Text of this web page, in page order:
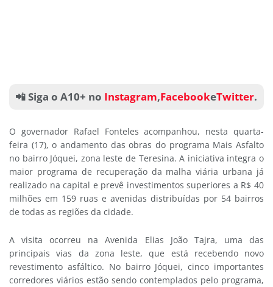
📲 Siga o A10+ no Instagram,FacebookeTwitter.
O governador Rafael Fonteles acompanhou, nesta quarta-
feira (17), o andamento das obras do programa Mais Asfalto
no bairro Jóquei, zona leste de Teresina. A iniciativa integra o
maior programa de recuperação da malha viária urbana já
realizado na capital e prevê investimentos superiores a R$ 40
milhões em 159 ruas e avenidas distribuídas por 54 bairros
de todas as regiões da cidade.
A visita ocorreu na Avenida Elias João Tajra, uma das
principais vias da zona leste, que está recebendo novo
revestimento asfáltico. No bairro Jóquei, cinco importantes
corredores viários estão sendo contemplados pelo programa,